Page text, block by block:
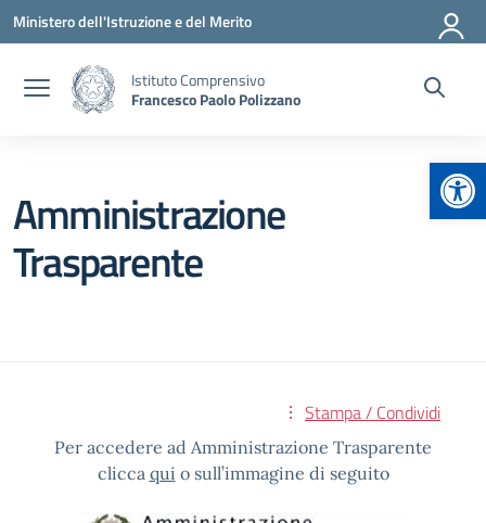
Vai ai contenuti
Vai al menu di navigazione
Vai al footer
Ministero dell'Istruzione e del Merito
Istituto Comprensivo
Francesco Paolo Polizzano
Amministrazione
Trasparente
Stampa / Condividi
Per accedere ad Amministrazione Trasparente
clicca qui o sull’immagine di seguito